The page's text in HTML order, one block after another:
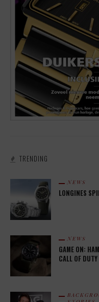
TRENDING
NEWS
LONGINES
NEWS
GAME ON:
CALL OF DUTY